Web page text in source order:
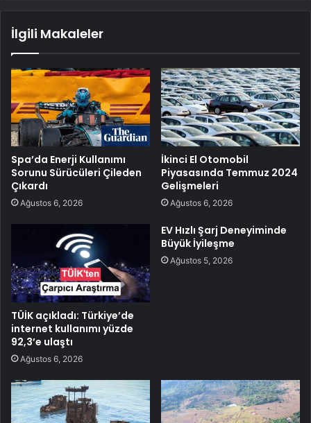
İlgili Makaleler
Spa’da Enerji Kullanımı
Sorunu Sürücüleri Çileden
Çıkardı
Ağustos 6, 2026
İkinci El Otomobil
Piyasasında Temmuz 2024
Gelişmeleri
Ağustos 6, 2026
TÜİK açıkladı: Türkiye’de
internet kullanımı yüzde
92,3’e ulaştı
Ağustos 6, 2026
EV Hızlı Şarj Deneyiminde
Büyük İyileşme
Ağustos 5, 2026